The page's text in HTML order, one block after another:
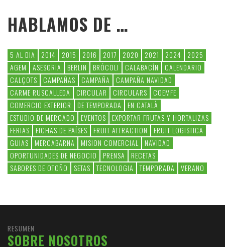
HABLAMOS DE …
5 AL DIA 2014 2015 2016 2017 2020 2021 2024
2025
AGEM
ASESORIA BERLIN BRÓCOLI CALABACÍN
CALENDARIO
CALÇOTS
CAMPAÑAS CAMPAÑA
CAMPAÑA NAVIDAD
CARME RUSCALLEDA
CIRCULAR CIRCULARS
COEMFE
COMERCIO EXTERIOR
DE TEMPORADA
EN CATALÀ
ESTUDIO DE MERCADO
EVENTOS
EXPORTAR FRUTAS Y HORTALIZAS
FERIAS
FICHAS DE PAÍSES FRUIT ATTRACTION
FRUIT LOGISTICA
GUIAS
MERCABARNA MISION COMERCIAL
NAVIDAD
OPORTUNIDADES DE NEGOCIO
PRENSA
RECETAS
SABORES DE OTOÑO
SETAS TECNOLOGIA TEMPORADA VERANO
RESUMEN
SOBRE NOSOTROS